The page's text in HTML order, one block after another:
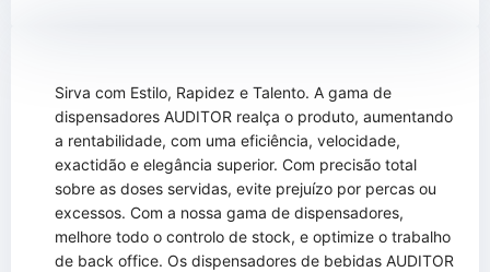
Sirva com Estilo, Rapidez e Talento. A gama de
dispensadores AUDITOR realça o produto, aumentando
a rentabilidade, com uma eficiência, velocidade,
exactidão e elegância superior. Com precisão total
sobre as doses servidas, evite prejuízo por percas ou
excessos. Com a nossa gama de dispensadores,
melhore todo o controlo de stock, e optimize o trabalho
de back office. Os dispensadores de bebidas AUDITOR